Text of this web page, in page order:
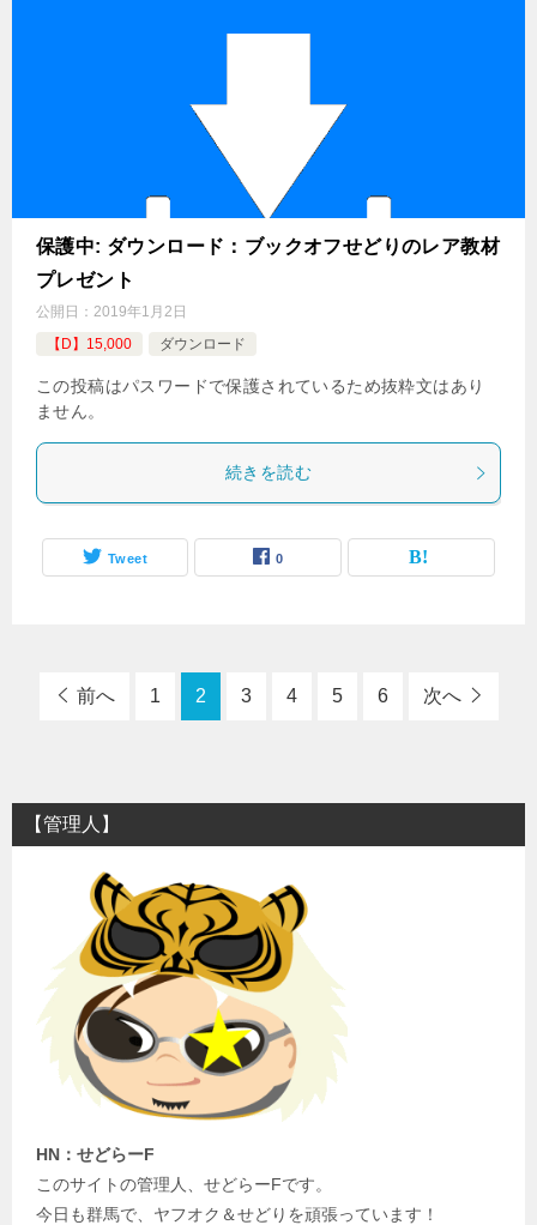
保護中: ダウンロード：ブックオフせどりのレア教材
プレゼント
公開日： 2019年1月2日
【D】15,000
ダウンロード
この投稿はパスワードで保護されているため抜粋文はあり
ません。
続きを読む
Tweet 0
前へ 1 2 3 4 5 6 次へ
【管理人】
HN：せどらーF
このサイトの管理人、せどらーFです。
今日も群馬で、ヤフオク＆せどりを頑張っています！